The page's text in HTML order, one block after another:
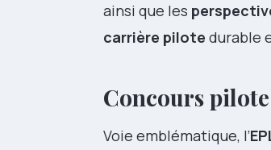
ainsi que les
carrière pilote durable
Concours pilote
Voie emblématique, l’